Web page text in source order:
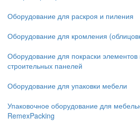
Оборудование для раскроя и пиления
Оборудование для кромления
Оборудование для покраски
строительных панелей
Оборудование для упаковки мебели
Упаковочное оборудование для
RemexPacking